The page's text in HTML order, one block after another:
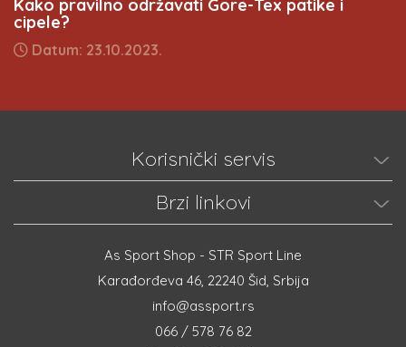
Kako pravilno održavati Gore-Tex patike i
cipele?
Datum: 23.10.2023.
Korisnički servis
Brzi linkovi
As Sport Shop - STR Sport Line
Karađorđeva 46, 22240 Šid, Srbija
info@assport.rs
066 / 578 76 82